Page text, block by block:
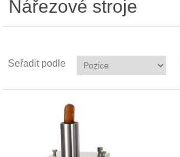
Nářezové stroje
Seřadit podle